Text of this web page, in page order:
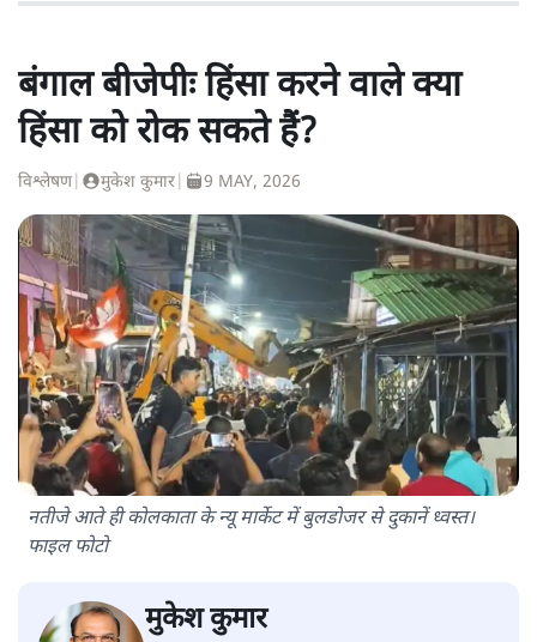
बंगाल बीजेपीः हिंसा करने वाले क्या
हिंसा को रोक सकते हैं?
विश्लेषण| मुकेश कुमार 9 MAY, 2026
नतीजे आते ही कोलकाता के न्यू मार्केट में बुलडोजर से दुकानें ध्वस्त।
फाइल फोटो
मुकेश कुमार